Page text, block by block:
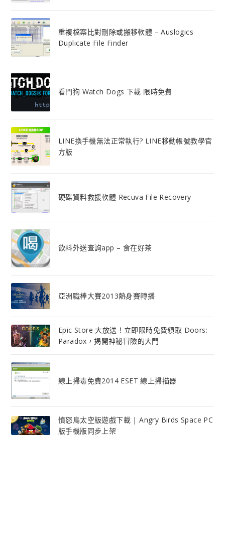
重複檔案比對刪除或搬移軟體 – Auslogics
Duplicate File Finder
看門狗 Watch Dogs 下載 限時免費
LINE換手機無法正常執行? LINE移動帳號教學官
方版
硬碟資料救援軟體 Recuva File Recovery
飲料外送查詢app – 食在好茶
亞洲職棒大賽2013熱身賽轉播
Epic Store 大放送！立即限時免費領取 Doors:
Paradox，揭開神秘冒險的大門
線上掃毒免費2014 ESET 線上掃描器
憤怒鳥太空版遊戲下載 | Angry Birds Space PC
版手機版同步上架